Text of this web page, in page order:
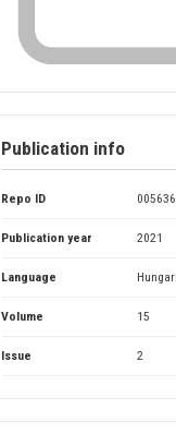
Publication info
Repo ID 005636
Publication year 2021
Language
Volume 15
Issue 2